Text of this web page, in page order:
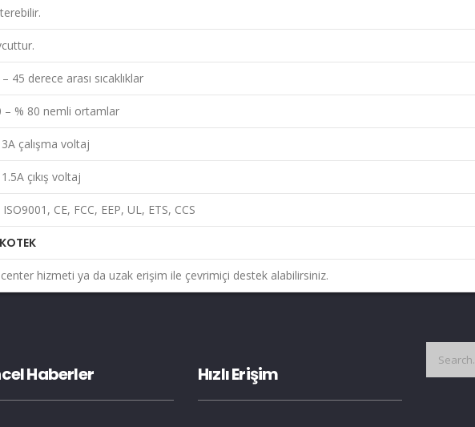
45 derece arası sıcaklıklar
– % 80 nemli ortamlar
çalışma voltaj
çıkış voltaj
CE, FCC, EEP, UL, ETS, CCS
center hizmeti ya da uzak erişim ile çevrimiçi destek alabilirsiniz.
Haberler Hızlı Erişim